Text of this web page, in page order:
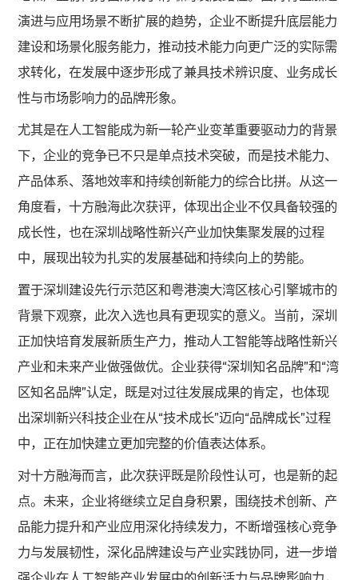
演进与应用场景不断扩展的趋势，企业不断提升底层能力
建设和场景化服务能力，推动技术能力向更广泛的实际需
求转化，在发展中逐步形成了兼具技术辨识度、业务成长
性与市场影响力的品牌形象。
尤其是在人工智能成为新一轮产业变革重要驱动力的背景
下，企业的竞争已不只是单点技术突破，而是技术能力、
产品体系、落地效率和持续创新能力的综合比拼。从这一
角度看，十方融海此次获评，体现出企业不仅具备较强的
成长性，也在深圳战略性新兴产业加快集聚发展的过程
中，展现出较为扎实的发展基础和持续向上的势能。
置于深圳建设先行示范区和粤港澳大湾区核心引擎城市的
背景下观察，此次入选也具有更现实的意义。当前，深圳
正加快培育发展新质生产力，推动人工智能等战略性新兴
产业和未来产业做强做优。企业获得“深圳知名品牌”和“湾
区知名品牌”认定，既是对过往发展成果的肯定，也体现
出深圳新兴科技企业在从“技术成长”迈向“品牌成长”过程
中，正在加快建立更加完整的价值表达体系。
对十方融海而言，此次获评既是阶段性认可，也是新的起
点。未来，企业将继续立足自身积累，围绕技术创新、产
品能力提升和产业应用深化持续发力，不断增强核心竞争
力与发展韧性，深化品牌建设与产业实践协同，进一步增